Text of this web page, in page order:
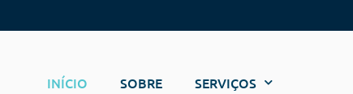
INÍCIO SOBRE SERVIÇOS